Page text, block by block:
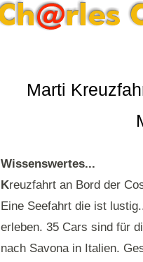
Marti
Wissenswertes...
Kreuzfahrt an Bord der
Eine Seefahrt die ist
erleben. 35 Cars sind für
nach Savona in Italien.